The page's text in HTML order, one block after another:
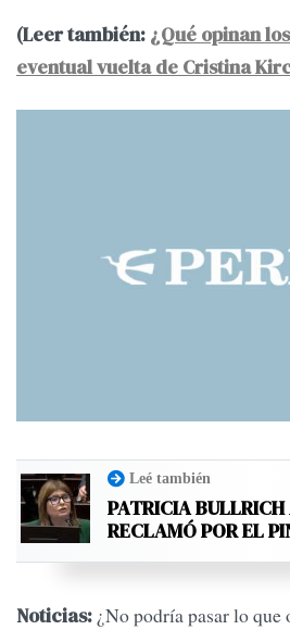
(Leer también: ¿Qué opinan
eventual vuelta de Cristina
Leé también
PATRICIA
RECLAMÓ POR EL
Noticias: ¿No podría pasar lo